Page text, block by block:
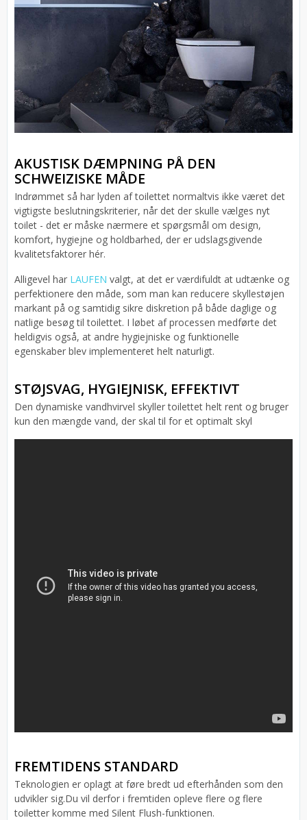
AKUSTISK DÆMPNING PÅ DEN
SCHWEIZISKE MÅDE
Indrømmet så har lyden af toilettet normaltvis ikke været det
vigtigste beslutningskriterier, når det der skulle vælges nyt
toilet - det er måske nærmere et spørgsmål om design,
komfort, hygiejne og holdbarhed, der er udslagsgivende
kvalitetsfaktorer hér.
Alligevel har LAUFEN valgt, at det er værdifuldt at udtænke og
perfektionere den måde, som man kan reducere skyllestøjen
markant på og samtidig sikre diskretion på både daglige og
natlige besøg til toilettet. I løbet af processen medførte det
heldigvis også, at andre hygiejniske og funktionelle
egenskaber blev implementeret helt naturligt.
STØJSVAG, HYGIEJNISK, EFFEKTIVT
Den dynamiske vandhvirvel skyller toilettet helt rent og bruger
kun den mængde vand, der skal til for et optimalt skyl
FREMTIDENS STANDARD
Teknologien er oplagt at føre bredt ud efterhånden som den
udvikler sig.Du vil derfor i fremtiden opleve flere og flere
toiletter komme med Silent Flush-funktionen.